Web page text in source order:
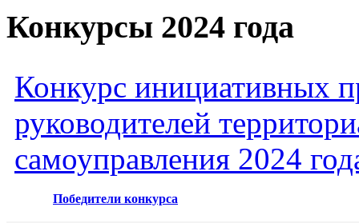
Конкурсы 2024 года
Конкурс инициативных
руководителей
самоуправления 2024
Победители конкурса